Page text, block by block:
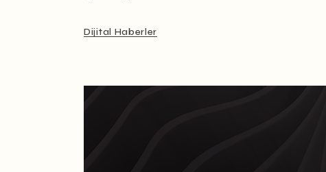
Dijital Haberler